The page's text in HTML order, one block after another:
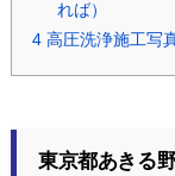
れば）
4高圧洗浄施工写
東京都あきる